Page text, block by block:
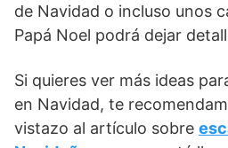
de Navidad o incluso unos
Papá Noel podrá dejar
Si quieres ver más ideas
en Navidad, te
vistazo al artículo sobre e